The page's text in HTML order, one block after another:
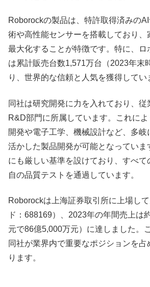
Roborockの製品は、特許取得済みの
術や高性能センサーを搭載しており、
最大化することが特徴です。特に、ロ
は累計販売台数1,571万台（2023年末
り、世界的な信頼と人気を獲得してい
同社は研究開発に力を入れており、従
R&D部門に所属しています。これに
開発や電子工学、機械設計など、多
活かした製品開発が可能となっていま
にも厳しい基準を設けており、すべて
自の品質テストを通過しています。
Roborockは上海証券取引所に上場し
ド：688169）、2023年の年間売上は
元で86億5,000万元）に達しました。
同社が業界内で重要なポジションを
ります。